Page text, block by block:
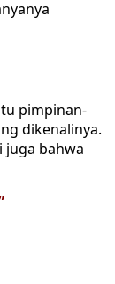
pimpinan-
dikenalinya.
bahwa